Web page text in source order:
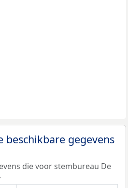
beschikbare gegevens
die voor stembureau De